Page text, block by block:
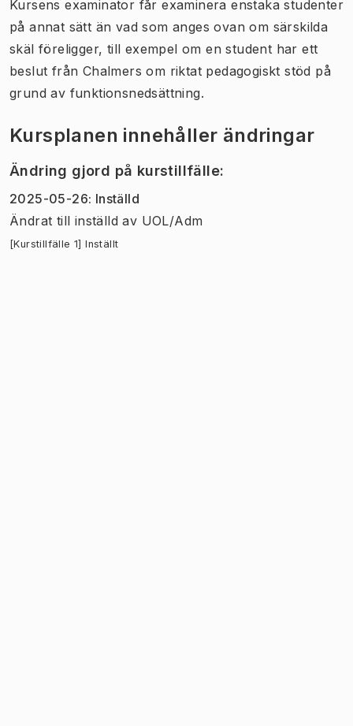
Kursens examinator får examinera enstaka studenter
på annat sätt än vad som anges ovan om särskilda
skäl föreligger, till exempel om en student har ett
beslut från Chalmers om riktat pedagogiskt stöd på
grund av funktionsnedsättning.
Kursplanen innehåller ändringar
Ändring gjord på kurstillfälle:
2025-05-26: Inställd
Ändrat till inställd av UOL/Adm
[Kurstillfälle 1] Inställt